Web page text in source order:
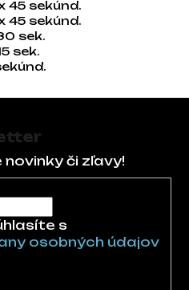
45 sekúnd.
45 sekúnd.
sek.
sek.
či zľavy!
s
osobných údajov